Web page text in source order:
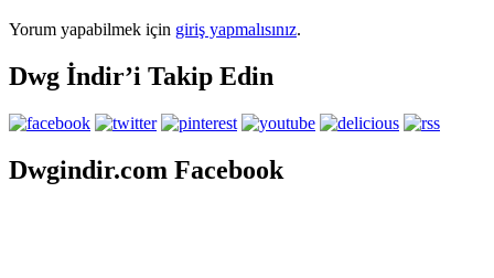
Yorum yapabilmek için giriş yapmalısınız.
Dwg İndir’i Takip Edin
Dwgindir.com Facebook